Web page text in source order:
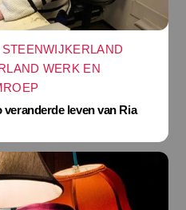
STEENWIJKERLAND
WERK EN
leven van Ria